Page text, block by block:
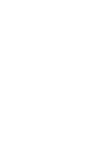
学会歳
学同学
大学同
送付簿
票綴 同